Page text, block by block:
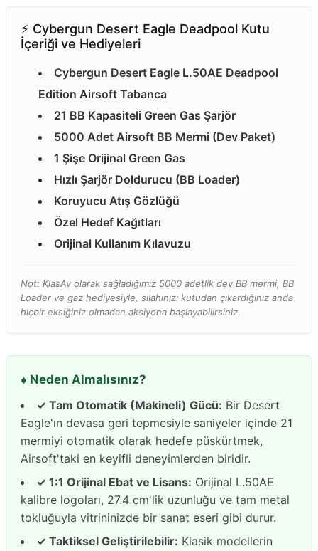
⚡️ Cybergun Desert Eagle Deadpool Kutu
İçeriği ve Hediyeleri
Cybergun Desert Eagle L.50AE Deadpool
Edition Airsoft Tabanca
21 BB Kapasiteli Green Gas Şarjör
5000 Adet Airsoft BB Mermi (Dev Paket)
1 Şişe Orijinal Green Gas
Hızlı Şarjör Doldurucu (BB Loader)
Koruyucu Atış Gözlüğü
Özel Hedef Kağıtları
Orijinal Kullanım Kılavuzu
Not: KlasAv olarak sağladığımız 5000 adetlik dev BB mermi, BB
Loader ve gaz hediyesiyle, silahınızı kutudan çıkardığınız anda
hiçbir eksiğiniz olmadan aksiyona başlayabilirsiniz.
♦️ Neden Almalısınız?
✓ Tam Otomatik (Makineli) Gücü: Bir Desert
Eagle'ın devasa geri tepmesiyle saniyeler içinde 21
mermiyi otomatik olarak hedefe püskürtmek,
Airsoft'taki en keyifli deneyimlerden biridir.
✓ 1:1 Orijinal Ebat ve Lisans: Orijinal L.50AE
kalibre logoları, 27.4 cm'lik uzunluğu ve tam metal
tokluğuyla vitrininizde bir sanat eseri gibi durur.
✓ Taktiksel Geliştirilebilir: Klasik modellerin